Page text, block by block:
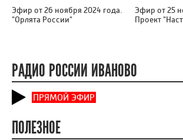
Эфир от 26 ноября 2024 года.
"Орлята России"
Эфир от 25
Проект
РАДИО РОССИИ ИВАНОВО
ПРЯМОЙ ЭФИР
ПОЛЕЗНОЕ